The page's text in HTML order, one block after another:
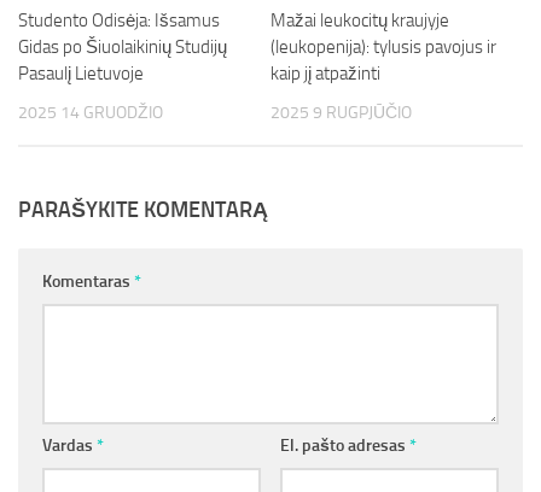
Studento Odisėja: Išsamus
Gidas po Šiuolaikinių Studijų
Pasaulį Lietuvoje
2025 14 GRUODŽIO
Mažai leukocitų kraujyje
(leukopenija): tylusis pavojus ir
kaip jį atpažinti
2025 9 RUGPJŪČIO
PARAŠYKITE KOMENTARĄ
Komentaras *
Vardas * El. pašto adresas *